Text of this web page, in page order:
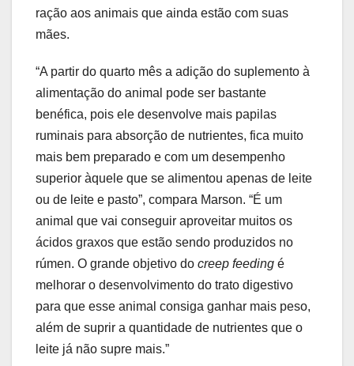
ração aos animais que ainda estão com suas
mães.
“A partir do quarto mês a adição do suplemento à
alimentação do animal pode ser bastante
benéfica, pois ele desenvolve mais papilas
ruminais para absorção de nutrientes, fica muito
mais bem preparado e com um desempenho
superior àquele que se alimentou apenas de leite
ou de leite e pasto”, compara Marson. “É um
animal que vai conseguir aproveitar muitos os
ácidos graxos que estão sendo produzidos no
rúmen. O grande objetivo do creep feeding é
melhorar o desenvolvimento do trato digestivo
para que esse animal consiga ganhar mais peso,
além de suprir a quantidade de nutrientes que o
leite já não supre mais.”